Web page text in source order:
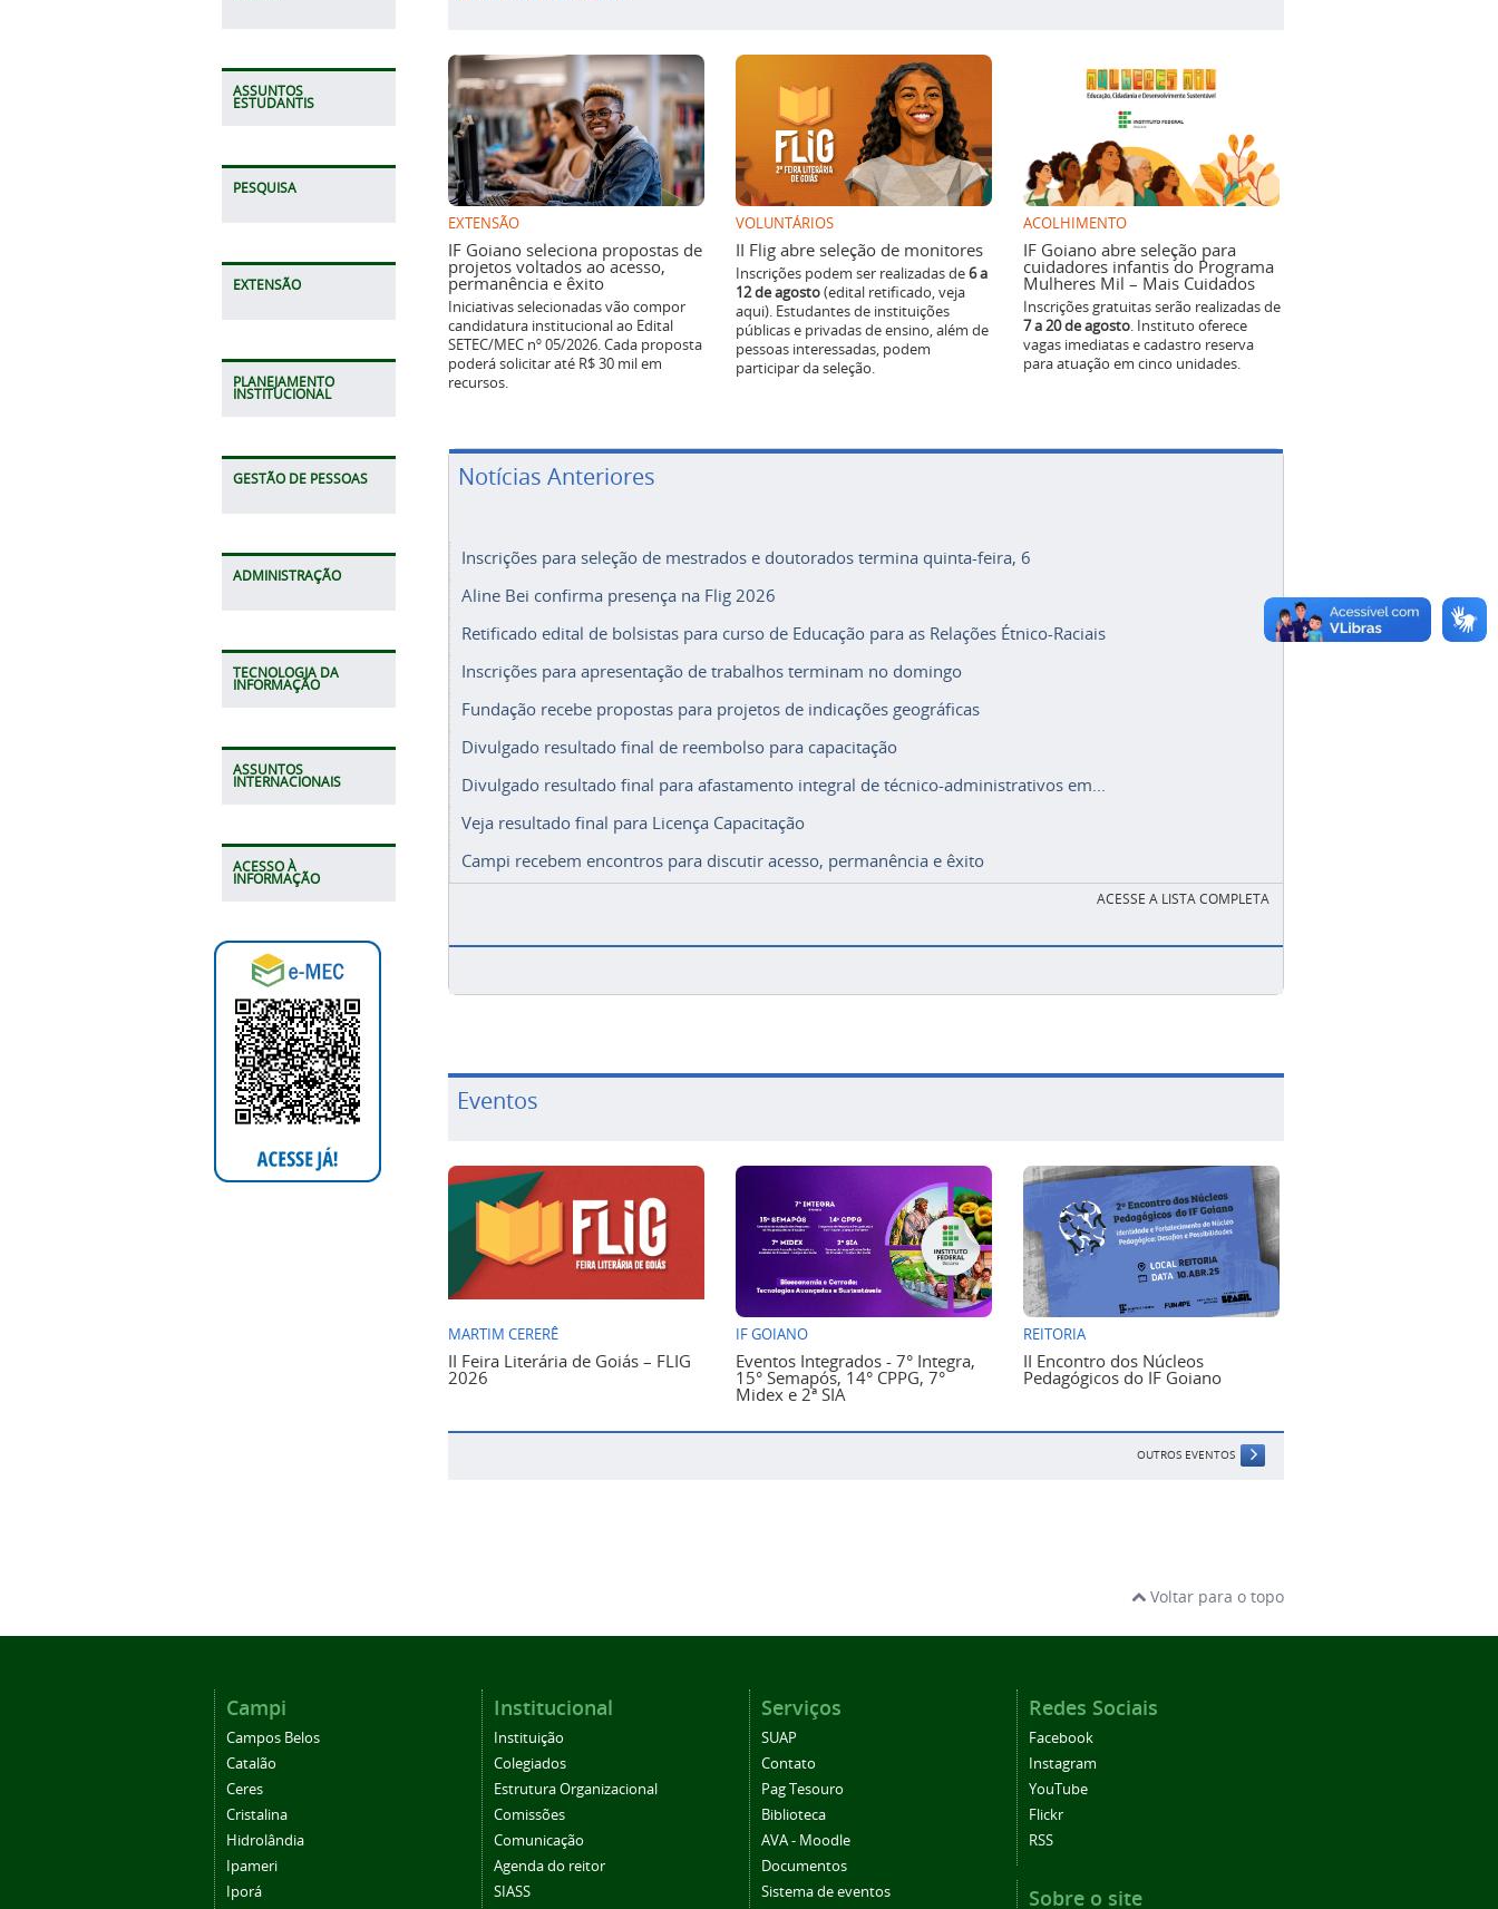
ASSUNTOS
ESTUDANTIS
PESQUISA
EXTENSÃO
PLANEJAMENTO
INSTITUCIONAL
GESTÃO DE PESSOAS
ADMINISTRAÇÃO
TECNOLOGIA DA
INFORMAÇÃO
ASSUNTOS
INTERNACIONAIS
ACESSO À
INFORMAÇÃO
EXTENSÃO
IF Goiano seleciona propostas de
projetos voltados ao acesso,
permanência e êxito
Iniciativas selecionadas vão compor
candidatura institucional ao Edital
SETEC/MEC nº 05/2026. Cada proposta
poderá solicitar até R$ 30 mil em
recursos.
VOLUNTÁRIOS
II Flig abre seleção de monitores
Inscrições podem ser realizadas de6 a
12 de agosto(edital retificado, veja
aqui). Estudantes de instituições
públicas e privadas de ensino, além de
pessoas interessadas, podem
participar da seleção.
ACOLHIMENTO
IF Goiano abre seleção para
cuidadores infantis do Programa
Mulheres Mil – Mais Cuidados
Inscrições gratuitas serão realizadas de
7 a 20 de agosto. Instituto oferece
vagas imediatas e cadastro reserva
para atuação em cinco unidades.
Notícias Anteriores
Inscrições para seleção de mestrados e doutorados termina quinta-feira, 6
Aline Bei confirma presença na Flig 2026
Retificado edital de bolsistas para curso de Educação para as Relações Étnico-Raciais
Inscrições para apresentação de trabalhos terminam no domingo
Fundação recebe propostas para projetos de indicações geográficas
Divulgado resultado final de reembolso para capacitação
Divulgado resultado final para afastamento integral de técnico-administrativos em...
Veja resultado final para Licença Capacitação
Campi recebem encontros para discutir acesso, permanência e êxito
ACESSE A LISTA COMPLETA
Eventos
MARTIM CERERÊ
II Feira Literária de Goiás – FLIG
2026
IF GOIANO
Eventos Integrados - 7° Integra,
15° Semapós, 14° CPPG, 7°
Midex e 2ª SIA
REITORIA
II Encontro dos Núcleos
Pedagógicos do IF Goiano
OUTROS EVENTOS
Voltar para o topo
Campi
Campos Belos
Catalão
Ceres
Cristalina
Hidrolândia
Ipameri
Iporá
Institucional
Instituição
Colegiados
Estrutura Organizacional
Comissões
Comunicação
Agenda do reitor
SIASS
Serviços
SUAP
Contato
Pag Tesouro
Biblioteca
AVA - Moodle
Documentos
Sistema de eventos
Redes Sociais
Facebook
Instagram
YouTube
Flickr
RSS
Sobre o site